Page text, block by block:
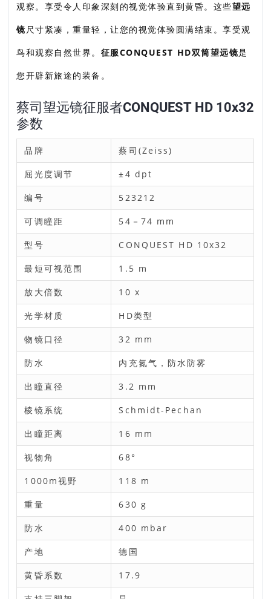
观察。享受令人印象深刻的视觉体验直到黄昏。这些望远
镜 尺寸紧凑，重量轻，让您的视觉体验圆满结束。享受观
鸟和观察自然世界。 征服CONQUEST HD双筒望远镜是
您开辟新旅途的装备。
蔡司望远镜征服者CONQUEST HD 10x32
参数
品牌 蔡司(Zeiss)
屈光度调节 ±4 dpt
编号 523212
可调瞳距 54－74 mm
型号 CONQUEST HD 10x32
最短可视范围 1.5 m
放大倍数 10 x
光学材质 HD类型
物镜口径 32 mm
防水 内充氮气，防水防雾
出瞳直径 3.2 mm
棱镜系统 Schmidt-Pechan
出瞳距离 16 mm
视物角 68°
1000m视野 118 m
重量 630 g
防水 400 mbar
产地 德国
黄昏系数 17.9